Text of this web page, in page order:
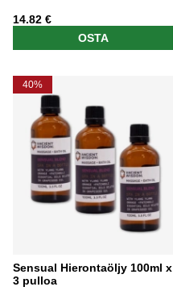
14.82 €
OSTA
40%
Sensual Hierontaöljy 100ml x
3 pulloa